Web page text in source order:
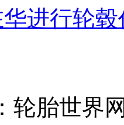
进行轮
轮胎世界